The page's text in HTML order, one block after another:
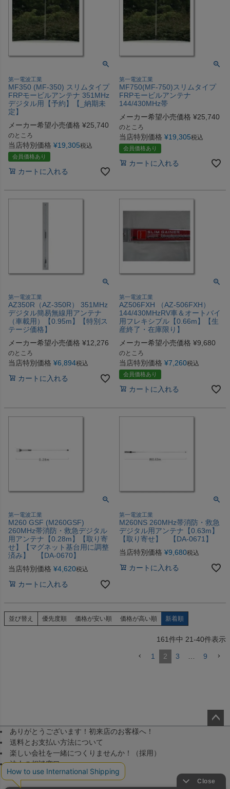
第一電波工業
MF350 (MF-350) スリムタイプ
FRPモービルアンテナ 351MHz
デジタル用【予約】【_納期未
定】
メーカー希望小売価格 ¥25,740
のところ
当店特別価格 ¥19,305税込
会員価格あり
カートに入れる
第一電波工業
MF750(MF-750)スリムタイプ
FRPモービルアンテナ
144/430MHz帯
メーカー希望小売価格 ¥25,740
のところ
当店特別価格 ¥19,305税込
会員価格あり
カートに入れる
第一電波工業
AZ350R（AZ-350R） 351MHz
デジタル簡易無線用アンテナ
（車載用）【0.95m】【特別ス
テージ価格】
メーカー希望小売価格 ¥12,276
のところ
当店特別価格 ¥6,894税込
カートに入れる
第一電波工業
AZ506FXH （AZ-506FXH）
144/430MHzRV車＆オートバイ
用フレキシブル【0.66m】【生
産終了・在庫限り】
メーカー希望小売価格 ¥9,680
のところ
当店特別価格 ¥7,260税込
会員価格あり
カートに入れる
第一電波工業
M260 GSF (M260GSF)
260MHz帯消防・救急デジタル
用アンテナ【0.28m】【取り寄
せ】【マグネット基台用に調整
済み】 【DA-0670】
当店特別価格 ¥4,620税込
カートに入れる
第一電波工業
M260NS 260MHz帯消防・救急
デジタル用アンテナ【0.63m】
【取り寄せ】 【DA-0671】
当店特別価格 ¥9,680税込
カートに入れる
並び替え 優先度順 価格が安い順 価格が高い順 新着順
161件中 21-40件表示
1 2 3 9
ありがとうございます！初来店のお客様へ！
送料とお支払い方法について
楽しい会社を一緒につくりませんか！（採用）
法人の相談窓口